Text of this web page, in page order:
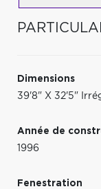
Dimensions
39'8" X 32'5"
Année de
1996
Fenestration